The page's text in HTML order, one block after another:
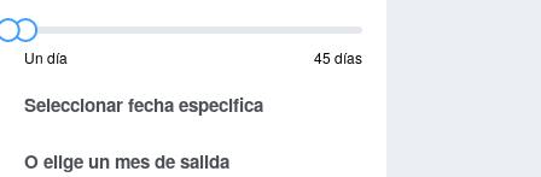
Un día 45 días
Seleccionar fecha especifica
O elige un mes de salida